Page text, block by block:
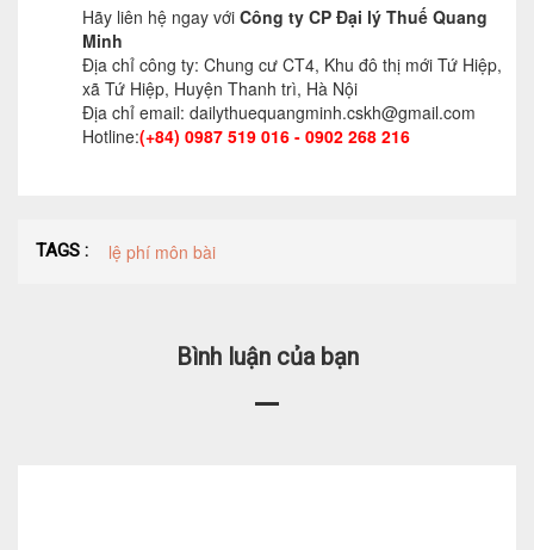
Hãy liên hệ ngay với Công ty CP Đại lý Thuế Quang
Minh
Địa chỉ công ty: Chung cư CT4, Khu đô thị mới Tứ Hiệp,
xã Tứ Hiệp, Huyện Thanh trì, Hà Nội
Địa chỉ email: dailythuequangminh.cskh@gmail.com
Hotline:(+84) 0987 519 016 - 0902 268 216
TAGS : lệ phí môn bài
Bình luận của bạn